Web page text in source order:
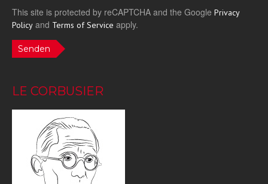
This site is protected by reCAPTCHA and the Google Privacy
Policy and Terms of Service apply.
Senden
LE CORBUSIER